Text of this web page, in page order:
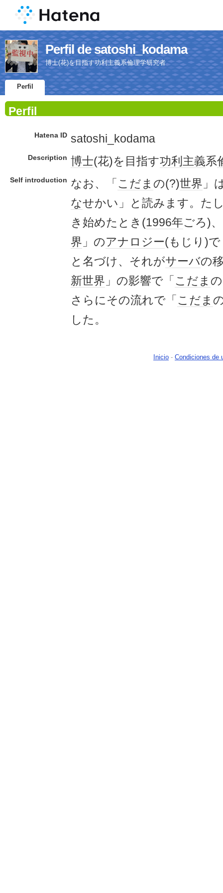
Perfil de satoshi_kodama
博士(花)を目指す功利主義系倫理学研究者
Perfil
Perfil
Hatena ID satoshi_kodama
Description 博士(花)を目指す功利主義系
Self introduction なお、「 こだま の(?)世界 」
なせかい」と読みます。た
き始めたとき(1996年ごろ)
界 」のアナロジー(もじり)で
と名づけ、それがサーバの
新世界 」の影響で「 こだま
さらにその流れで「 こだま
した。
Inicio - Condiciones de